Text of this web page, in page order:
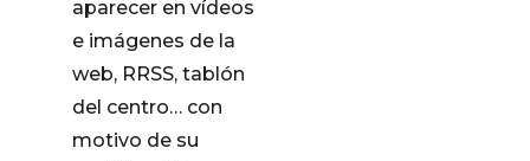
aparecer en vídeos
e imágenes de la
web, RRSS, tablón
del centro… con
motivo de su